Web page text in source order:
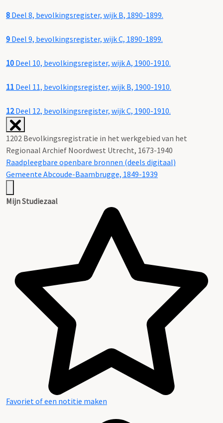
8 Deel 8, bevolkingsregister, wijk B, 1890-1899.
9 Deel 9, bevolkingsregister, wijk C, 1890-1899.
10 Deel 10, bevolkingsregister, wijk A, 1900-1910.
11 Deel 11, bevolkingsregister, wijk B, 1900-1910.
12 Deel 12, bevolkingsregister, wijk C, 1900-1910.
1202 Bevolkingsregistratie in het werkgebied van het
Regionaal Archief Noordwest Utrecht, 1673-1940
Raadpleegbare openbare bronnen (deels digitaal)
Gemeente Abcoude-Baambrugge, 1849-1939
Mijn Studiezaal
Favoriet of een notitie maken